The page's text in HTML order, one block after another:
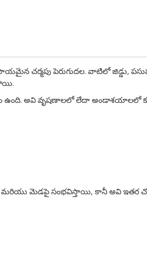
చర్మపు పెరుగుదల. వాటిలో జిడ్డు,
ఉంది. అవి వృషణాలలో లేదా అండాశయాలలో
మరియు మెడపై సంభవిస్తాయి, కానీ అవి ఇతర